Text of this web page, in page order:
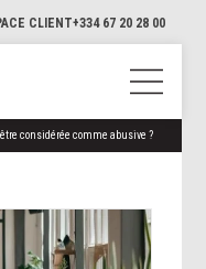
CLIENT+334 67 20 28 00
considérée comme abusive ?